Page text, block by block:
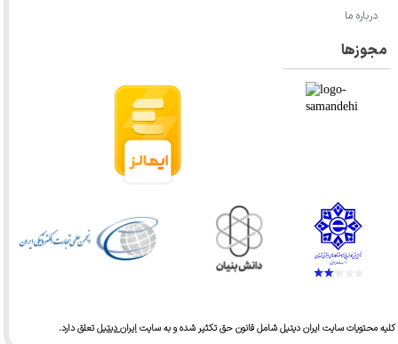
★★★
محتویات سایت ایران دیتیل شامل قانون حق تکثیر شده و به سایتایران دیتیلتعلق دارد.​​​​​​​
درباره ما
مجوزها